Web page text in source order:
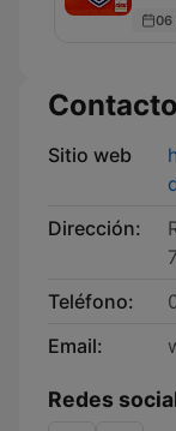
Club
06
Sitio web
Dirección:
Teléfono:
Email:
Redes